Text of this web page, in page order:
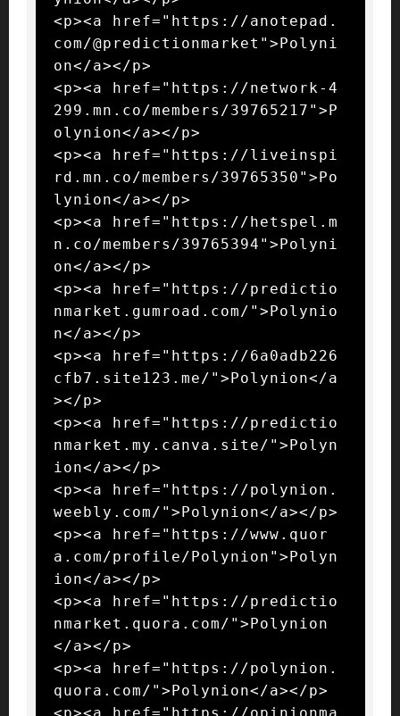
<p><a href="https://anotepad.
com/@predictionmarket">Polyni
on</a></p>
<p><a href="https://network-4
299.mn.co/members/39765217">P
olynion</a></p>
<p><a href="https://liveinspi
rd.mn.co/members/39765350">Po
lynion</a></p>
<p><a href="https://hetspel.m
n.co/members/39765394">Polyni
on</a></p>
<p><a href="https://predictio
nmarket.gumroad.com/">Polynio
n</a></p>
<p><a href="https://6a0adb226
cfb7.site123.me/">Polynion</a
></p>
<p><a href="https://predictio
nmarket.my.canva.site/">Polyn
ion</a></p>
<p><a href="https://polynion.
weebly.com/">Polynion</a></p>
<p><a href="https://www.quor
a.com/profile/Polynion">Polyn
ion</a></p>
<p><a href="https://predictio
nmarket.quora.com/">Polynion
</a></p>
<p><a href="https://polynion.
quora.com/">Polynion</a></p>